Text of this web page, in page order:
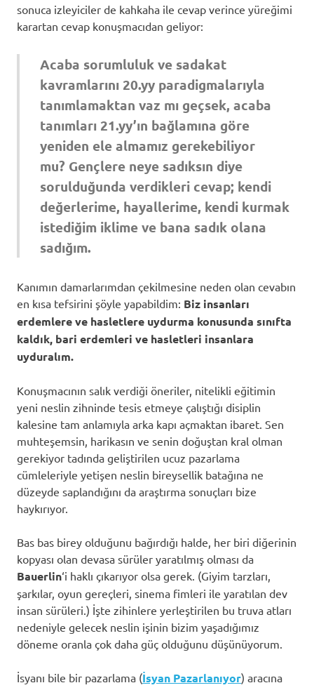
sonuca izleyiciler de kahkaha ile cevap verince yüreğimi
karartan cevap konuşmacıdan geliyor:
Acaba sorumluluk ve sadakat
kavramlarını 20.yy paradigmalarıyla
tanımlamaktan vaz mı geçsek, acaba
tanımları 21.yy’ın bağlamına göre
yeniden ele almamız gerekebiliyor
mu? Gençlere neye sadıksın diye
sorulduğunda verdikleri cevap; kendi
değerlerime, hayallerime, kendi kurmak
istediğim iklime ve bana sadık olana
sadığım.
Kanımın damarlarımdan çekilmesine neden olan cevabın
en kısa tefsirini şöyle yapabildim: Biz insanları
erdemlere ve hasletlere uydurma konusunda sınıfta
kaldık, bari erdemleri ve hasletleri insanlara
uyduralım.
Konuşmacının salık verdiği öneriler, nitelikli eğitimin
yeni neslin zihninde tesis etmeye çalıştığı disiplin
kalesine tam anlamıyla arka kapı açmaktan ibaret. Sen
muhteşemsin, harikasın ve senin doğuştan kral olman
gerekiyor tadında geliştirilen ucuz pazarlama
cümleleriyle yetişen neslin bireysellik batağına ne
düzeyde saplandığını da araştırma sonuçları bize
haykırıyor.
Bas bas birey olduğunu bağırdığı halde, her biri diğerinin
kopyası olan devasa sürüler yaratılmış olması da
Bauerlin‘i haklı çıkarıyor olsa gerek. (Giyim tarzları,
şarkılar, oyun gereçleri, sinema fimleri ile yaratılan dev
insan sürüleri.) İşte zihinlere yerleştirilen bu truva atları
nedeniyle gelecek neslin işinin bizim yaşadığımız
döneme oranla çok daha güç olduğunu düşünüyorum.
İsyanı bile bir pazarlama (İsyan Pazarlanıyor) aracına